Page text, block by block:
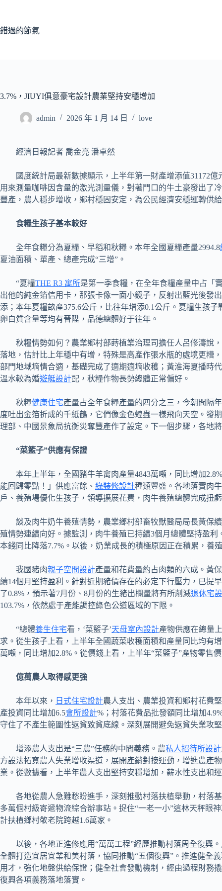
主
錯過的節氣
3.7%，JIUYI俱意豪宅設計農業堅持安穩增加
admin 2026 年 1 月 14 日 love
經濟日報記者 喬金亮 潘卓然
國度統計局最新數據顯示，上半年第一財產增添值31172億
用來測量咖啡因含量的激光測量儀，對著門口的牛土豪發出了
豐產，農人穩步增收，鄉村穩固安定，為公民經濟安穩運轉供
食糧生孩子基本較好
全年食糧分為夏糧、早稻和秋糧。本年全國夏糧產量2994.8
夏油面積、單產、總產完成“三增”。
“夏糧THE R3 寓所是第一季食糧，在全年食糧產量中占「
出他的純金箔信用卡，那張卡像一面小鏡子，反射出藍光後發
添；本年夏糧畝產375.6公斤，比往年增添0.1公斤。夏糧生孩
卵白質含量等均有晉陞，品德總體好于往年。
秋糧情勢如何？農業鄉村部蒔植業治理司擔任人呂修濤說
落地，估計比上年穩中有增，特殊是高產作張水瓶的處境更糟
部門地域墑情合適，基礎完成了適期適墑收穫；黃淮海夏播時
溫水較為婚遊艇設計配，秋糧作物長勢總體正常偏好。
秋糧健康住宅產量占全年食糧產量的四分之三，今朝間隔
度吐出金箔折成的千紙鶴，它們像金色蝗蟲一樣飛向天空。發
理部、中國景象局抗衡災奪豐產作了設定。下一個步驟，各地
“菜籃子”供應有保證
本年上半年，全國豬牛羊禽肉產量4843萬噸，同比增加
能回歸零點！」供應富餘、 綠裝修設計種類豐盛。各地落實肉
戶、養殖場優化生孩子，領導擴展花費，肉牛養殖總體完成扭
談及肉牛奶牛養殖情勢，農業鄉村部畜牧獸醫局局長黃保
殖情勢連續向好。據監測，肉牛養殖已持續3個月總體堅持盈
本錢同比降落7.7%。以後，奶業成長的積極原因正在積累，養
我國豬肉親子空間設計產量和花費量約占肉類的六成。黃
續14個月堅持盈利。針對近期豬價存在的必定下行壓力，已提
了0.8%，預示著7月份、8月份的生豬出欄量將有所削減退休宅
103.7%，依然處于產能調控綠色公道區域的下限。
“總體養生住宅看，‘菜籃子’天母室內設計產物供應在總量
求。從生孩子上看，上半年全國蔬菜收穫面積和產量同比均有
萬噸，同比增加2.8%。從價錢上看，上半年“菜籃子”產物零售
億萬農人取得感更強
本年以來， 日式住宅設計農人支出、農業投資和鄉村花費
產投資同比增加6.5會所設計%；村落花費品批發額同比增加
守住了不產生範圍性返貧致貧底線。深刻展開避免返貧失業攻
增添農人支出是“三農”任務的中間義務。農私人招待所設計
方設法拓寬農人失業增收渠道，展開產銷對接運動，增進農產
業。從數據看，上半年農人支出堅持安穩增加，薪水性支出和
各地從農人急難愁盼進手，深刻推動村落扶植舉動，村落
多萬個村級寄遞物流綜合辦事站。捉住“一老一小”這林天秤眼
計扶植鄉村敬老院跨越1.6萬家。
以後，各地正進修應用“萬萬工程”經歷推動村落周全復興
全體打造宜居宜業和美村落，協同推動“五個復興”。推進健全
用才，強化地盤供給保證；健全社會發動機制，經由過程財務
復興各項義務落地落實。